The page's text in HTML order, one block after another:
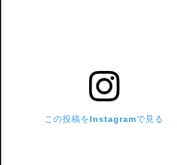
この投稿をInstagramで見る